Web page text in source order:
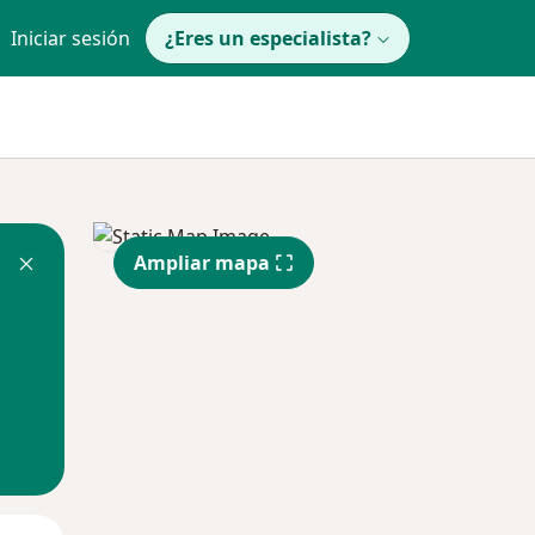
Iniciar sesión ¿Eres un especialista?
Ampliar mapa